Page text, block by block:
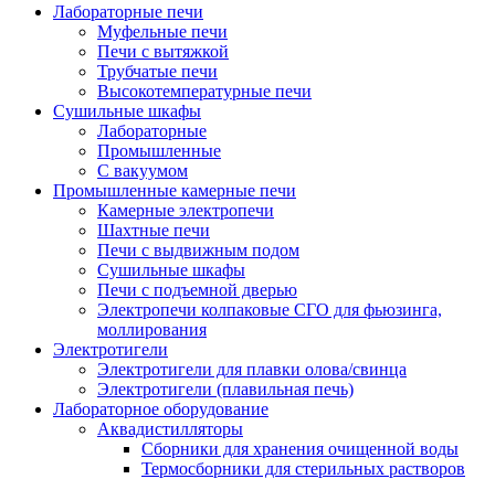
Лабораторные печи
Муфельные печи
Печи с вытяжкой
Трубчатые печи
Высокотемпературные печи
Сушильные шкафы
Лабораторные
Промышленные
С вакуумом
Промышленные камерные печи
Камерные электропечи
Шахтные печи
Печи с выдвижным подом
Сушильные шкафы
Печи с подъемной дверью
Электропечи колпаковые СГО для фьюзинга,
моллирования
Электротигели
Электротигели для плавки олова/свинца
Электротигели (плавильная печь)
Лабораторное оборудование
Аквадистилляторы
Сборники для хранения очищенной воды
Термосборники для стерильных растворов